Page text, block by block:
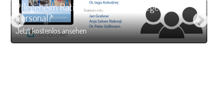
Pflegeheim Rating Report 2024. Pflege ohne
Personal?
Jetzt kostenlos ansehen